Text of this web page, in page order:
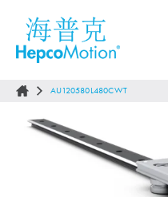
AU120580L480CWT